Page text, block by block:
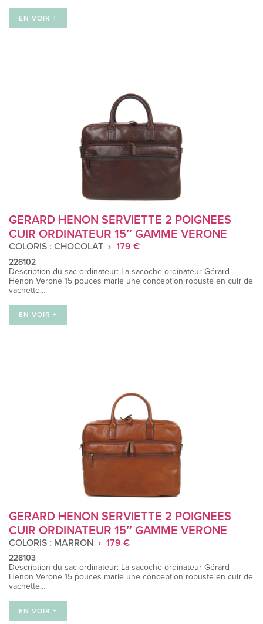
EN VOIR +
GERARD HENON SERVIETTE 2 POIGNEES
CUIR ORDINATEUR 15″ GAMME VERONE
COLORIS : CHOCOLAT 179 €
228102
Description du sac ordinateur: La sacoche ordinateur Gérard
Henon Verone 15 pouces marie une conception robuste en cuir de
vachette…
EN VOIR +
GERARD HENON SERVIETTE 2 POIGNEES
CUIR ORDINATEUR 15″ GAMME VERONE
COLORIS : MARRON 179 €
228103
Description du sac ordinateur: La sacoche ordinateur Gérard
Henon Verone 15 pouces marie une conception robuste en cuir de
vachette…
EN VOIR +